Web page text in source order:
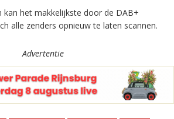
kan het makkelijkste door de DAB+
alle zenders opnieuw te laten scannen.
Advertentie